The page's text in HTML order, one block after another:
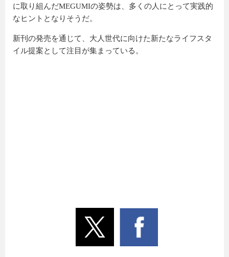
に取り組んだMEGUMIの姿勢は、多くの人にとって実践的
なヒントとなりそうだ。
新刊の発売を通じて、大人世代に向けた新たなライフスタ
イル提案として注目が集まっている。